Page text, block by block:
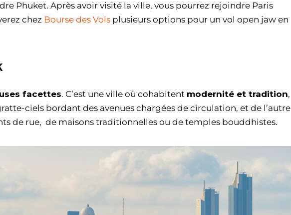
Phuket. Après avoir visité la ville, vous pourrez rejoindre Paris
chez Bourse des Vols plusieurs options pour un vol open jaw en
facettes. C’est une ville où cohabitent modernité et tradition,
ciels bordant des avenues chargées de circulation, et de l’autre
de rue, de maisons traditionnelles ou de temples bouddhistes.